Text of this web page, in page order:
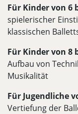
Für Kinder von 6
spielerischer
klassischen
Für Kinder von 8
Aufbau von
Musikalität
Für Jugendliche
Vertiefung der